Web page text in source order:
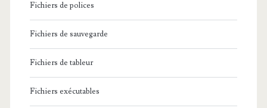
Fichiers de polices
Fichiers de sauvegarde
Fichiers de tableur
Fichiers exécutables